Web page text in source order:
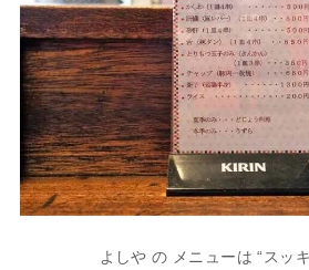
よしや の メニューは “スッ